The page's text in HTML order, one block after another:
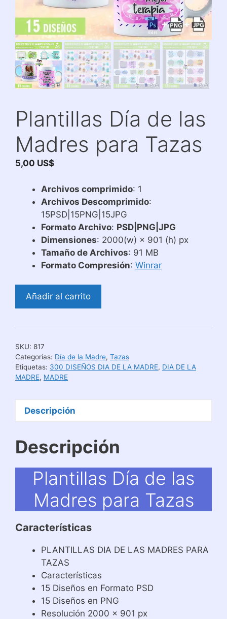
Plantillas Día de las
Madres para Tazas
5,00 US$
Archivos comprimido: 1
Archivos Descomprimido:
15PSD|15PNG|15JPG
Formato Archivo: PSD|PNG|JPG
Dimensiones: 2000(w) × 901 (h) px
Tamaño de Archivos: 91 MB
Formato Compresión: Winrar
Plantillas
las
para
Tazas
cantidad
Añadir al carrito
SKU: 817
Categorías: Día de la Madre, Tazas
Etiquetas: 300 DISEÑOS DIA DE LA MADRE, DIA DE LA
MADRE, MADRE
Descripción
Descripción
Plantillas Día de las
Madres para Tazas
Características
PLANTILLAS DIA DE LAS MADRES PARA
TAZAS
Características
15 Diseños en Formato PSD
15 Diseños en PNG
Resolución 2000 x 901 px